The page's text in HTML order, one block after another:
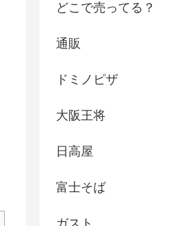
どこで売ってる？
通販
ドミノピザ
大阪王将
日高屋
富士そば